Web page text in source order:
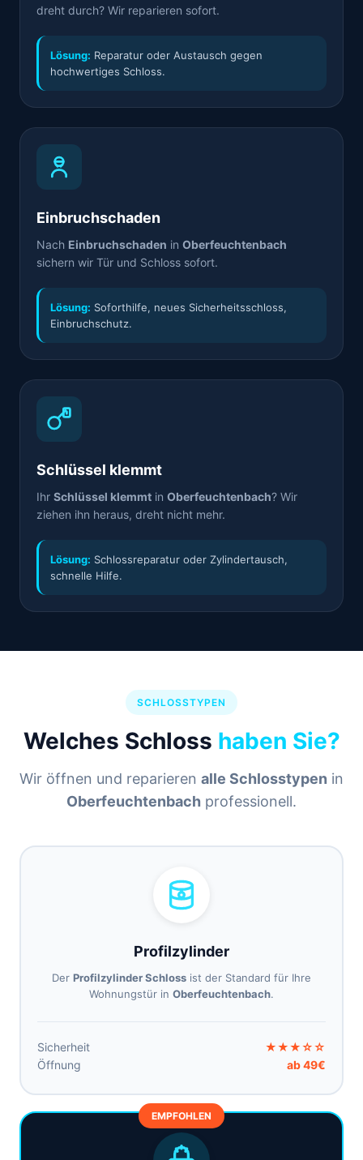
dreht durch? Wir reparieren sofort.
Lösung: Reparatur oder Austausch gegen
hochwertiges Schloss.
Einbruchschaden
Nach Einbruchschaden in Oberfeuchtenbach
sichern wir Tür und Schloss sofort.
Lösung: Soforthilfe, neues Sicherheitsschloss,
Einbruchschutz.
Schlüssel klemmt
Ihr Schlüssel klemmt in Oberfeuchtenbach? Wir
ziehen ihn heraus, dreht nicht mehr.
Lösung: Schlossreparatur oder Zylindertausch,
schnelle Hilfe.
SCHLOSSTYPEN
Welches Schloss haben Sie?
Wir öffnen und reparieren alle Schlosstypen in
Oberfeuchtenbach professionell.
Profilzylinder
Der Profilzylinder Schloss ist der Standard für Ihre
Wohnungstür in Oberfeuchtenbach.
Sicherheit
★★★☆☆
Öffnung
ab 49€
EMPFOHLEN